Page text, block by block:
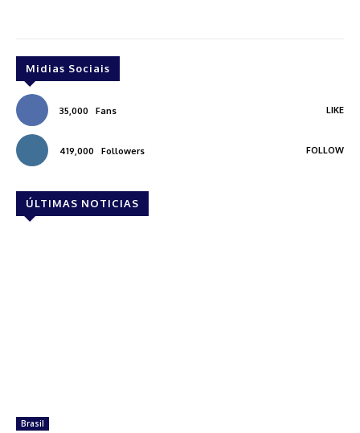
Midias Sociais
35,000 Fans LIKE
419,000 Followers FOLLOW
ÚLTIMAS NOTICIAS
Brasil